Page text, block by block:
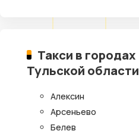
Такси в городах
Тульской области
Алексин
Арсеньево
Белев